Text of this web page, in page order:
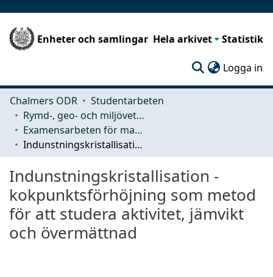
Enheter och samlingar Hela arkivet Statistik
Logga in
Chalmers ODR
Studentarbeten
Rymd-, geo- och miljövetenskap (SEE)
Examensarbeten för masterexamen
Indunstningskristallisation - kokpunktsförhöjning som metod för att studera aktivitet, jämvikt och övermättnad
Indunstningskristallisation -
kokpunktsförhöjning som metod
för att studera aktivitet, jämvikt
och övermättnad